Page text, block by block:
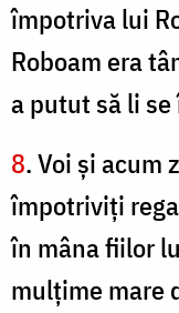
împotriva lui
Roboam era
a putut să li
8. Voi şi acum
împotriviţi
în mâna fiilor
mulţime mare